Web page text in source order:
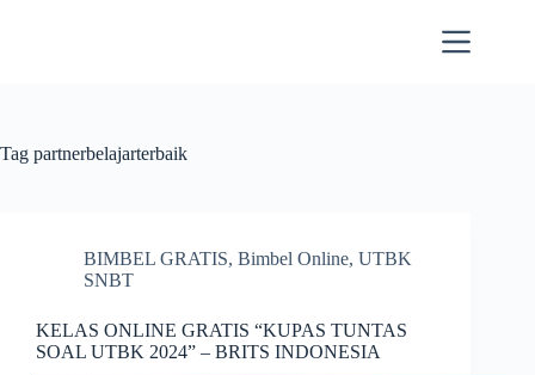
Tag partnerbelajarterbaik
BIMBEL GRATIS, Bimbel Online, UTBK
SNBT
KELAS ONLINE GRATIS “KUPAS TUNTAS
SOAL UTBK 2024” – BRITS INDONESIA